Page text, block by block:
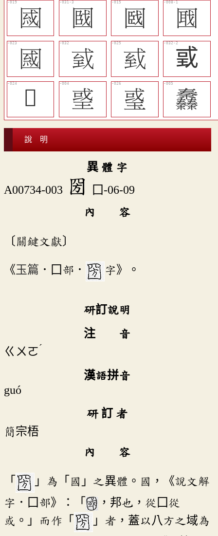
󰻪
󰻳 𡈑
󰻧
󰻭
󰻴 󰻮
戜
𢧌
𤦒 󰻯 䆐
說 明
異 體 字
A00734-003 圀
囗-06-09
內 容
〔關鍵文獻〕
《 玉篇 ．囗部． 字》。
研訂說明
注 音
ㄍㄨㄛˊ
漢語拼音
guó
研 訂 者
簡宗梧
內 容
「
」為「國」之異體。國，《說文解
字．囗部》：「
，邦也，從囗從
或。」而作「
」者，蓋以八方之域為